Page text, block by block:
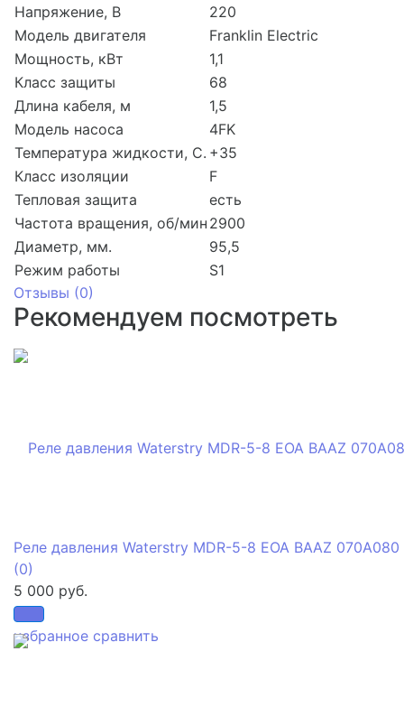
Напряжение, В
220
Модель двигателя
Franklin Electric
Мощность, кВт
1,1
Класс защиты
68
Длина кабеля, м
1,5
Модель насоса
4FK
Температура жидкости, С. +35
Класс изоляции
F
Тепловая защита
есть
Частота вращения, об/мин 2900
Диаметр, мм.
95,5
Режим работы
S1
Отзывы (0)
Рекомендуем посмотреть
избранное сравнить
Реле давления Waterstry MDR-5-8 EOA BAAZ 070A080
(0)
5 000 руб.